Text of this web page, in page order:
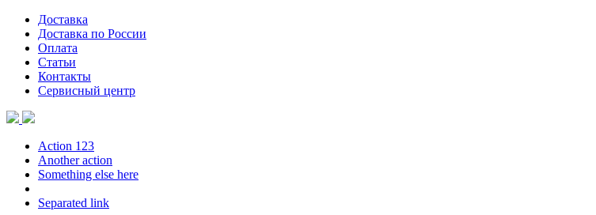
Доставка
Доставка по России
Оплата
Статьи
Контакты
Сервисный центр
Action 123
Another action
Something else here
Separated link